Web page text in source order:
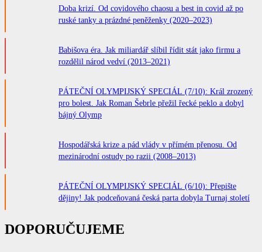
Doba krizí. Od covidového chaosu a best in covid až po
ruské tanky a prázdné peněženky (2020–2023)
Babišova éra. Jak miliardář slíbil řídit stát jako firmu a
rozdělil národ vedví (2013–2021)
PÁTEČNÍ OLYMPIJSKÝ SPECIÁL (7/10): Král zrozený
pro bolest. Jak Roman Šebrle přežil řecké peklo a dobyl
bájný Olymp
Hospodářská krize a pád vlády v přímém přenosu. Od
mezinárodní ostudy po razii (2008–2013)
PÁTEČNÍ OLYMPIJSKÝ SPECIÁL (6/10): Přepište
dějiny! Jak podceňovaná česká parta dobyla Turnaj století
DOPORUČUJEME